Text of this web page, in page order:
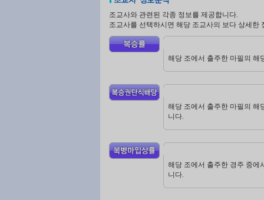
조교사와 관련된 각종 정보를 제공합니다.
조교사를 선택하시면 해당 조교사의 보다 상세한
해당 조에서 출주한 마필의 해
해당 조에서 출주한 마필의 해
니다.
해당 조에서 출주한 경주 중에
니다.